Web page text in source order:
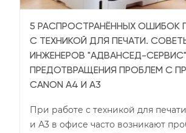
5 РАСПРОСТРАНЁННЫХ ОШИБОК
С ТЕХНИКОЙ ДЛЯ ПЕЧАТИ.
ИНЖЕНЕРОВ "АДВАНСЕД-
ПРЕДОТВРАЩЕНИЯ ПРОБЛЕМ С
CANON А4 И А3
При работе с техникой для
и А3 в офисе часто возникают